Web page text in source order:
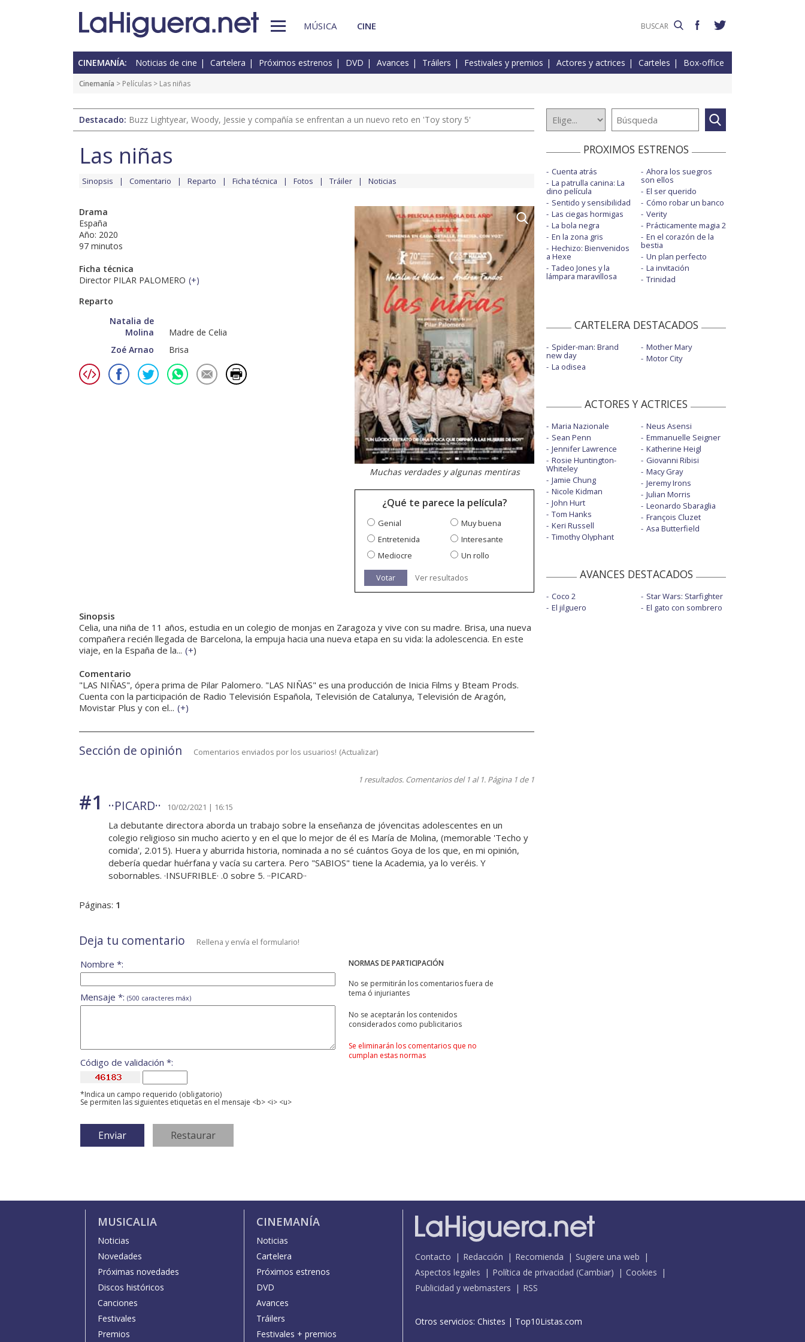
MÚSICA CINE
CINEMANÍA: Noticias de cine Cartelera Próximos estrenos DVD Avances Tráilers Festivales y premios Actores y actrices Carteles Box-office
Cinemanía > Películas > Las niñas
Destacado: Buzz Lightyear, Woody, Jessie y compañía se enfrentan a un nuevo reto en 'Toy story 5'
Las niñas
Sinopsis Comentario Reparto Ficha técnica Fotos Tráiler Noticias
Drama
España
Año: 2020
97 minutos
Ficha técnica
Director PILAR PALOMERO (+)
Reparto
Natalia de
Molina
Madre de Celia
Zoé Arnao
Brisa
Muchas verdades y algunas mentiras
¿Qué te parece la película?
Genial
Muy buena
Entretenida
Interesante
Mediocre
Un rollo
Votar Ver resultados
Sinopsis
Celia, una niña de 11 años, estudia en un colegio de monjas en Zaragoza y vive con su madre. Brisa, una nueva
compañera recién llegada de Barcelona, la empuja hacia una nueva etapa en su vida: la adolescencia. En este
viaje, en la España de la... (+)
Comentario
"LAS NIÑAS", ópera prima de Pilar Palomero. "LAS NIÑAS" es una producción de Inicia Films y Bteam Prods.
Cuenta con la participación de Radio Televisión Española, Televisión de Catalunya, Televisión de Aragón,
Movistar Plus y con el... (+)
Sección de opinión Comentarios enviados por los usuarios! (Actualizar)
1 resultados. Comentarios del 1 al 1. Página 1 de 1
#1 ··PICARD·· 10/02/2021 | 16:15
La debutante directora aborda un trabajo sobre la enseñanza de jóvencitas adolescentes en un
colegio religioso sin mucho acierto y en el que lo mejor de él es María de Molina, (memorable 'Techo y
comida', 2.015). Huera y aburrida historia, nominada a no sé cuántos Goya de los que, en mi opinión,
debería quedar huérfana y vacía su cartera. Pero "SABIOS" tiene la Academia, ya lo veréis. Y
sobornables. ·INSUFRIBLE· .0 sobre 5. ··PICARD··
Páginas: 1
Deja tu comentario Rellena y envía el formulario!
NORMAS DE PARTICIPACIÓN
No se permitirán los comentarios fuera de
tema ó injuriantes
No se aceptarán los contenidos
considerados como publicitarios
Se eliminarán los comentarios que no
cumplan estas normas
Nombre *:
Mensaje *: (500 caracteres máx)
Código de validación *:
*Indica un campo requerido (obligatorio)
Se permiten las siguientes etiquetas en el mensaje <b> <i> <u>
PROXIMOS ESTRENOS
Cuenta atrás
La patrulla canina: La
dino película
Sentido y sensibilidad
Las ciegas hormigas
La bola negra
En la zona gris
Hechizo: Bienvenidos
a Hexe
Tadeo Jones y la
lámpara maravillosa
Ahora los suegros
son ellos
El ser querido
Cómo robar un banco
Verity
Prácticamente magia 2
En el corazón de la
bestia
Un plan perfecto
La invitación
Trinidad
CARTELERA DESTACADOS
Spider-man: Brand
new day
La odisea
Mother Mary
Motor City
ACTORES Y ACTRICES
Maria Nazionale
Sean Penn
Jennifer Lawrence
Rosie Huntington-
Whiteley
Jamie Chung
Nicole Kidman
John Hurt
Tom Hanks
Keri Russell
Timothy Olyphant
Neus Asensi
Emmanuelle Seigner
Katherine Heigl
Giovanni Ribisi
Macy Gray
Jeremy Irons
Julian Morris
Leonardo Sbaraglia
François Cluzet
Asa Butterfield
AVANCES DESTACADOS
Coco 2
El jilguero
Star Wars: Starfighter
El gato con sombrero
MUSICALIA
Noticias
Novedades
Próximas novedades
Discos históricos
Canciones
Festivales
Premios
CINEMANÍA
Noticias
Cartelera
Próximos estrenos
DVD
Avances
Tráilers
Festivales + premios
Contacto Redacción Recomienda
Sugiere una web
Aspectos legales
Política de privacidad (Cambiar)
Cookies
Publicidad y webmasters
RSS
Otros servicios: Chistes | Top10Listas.com